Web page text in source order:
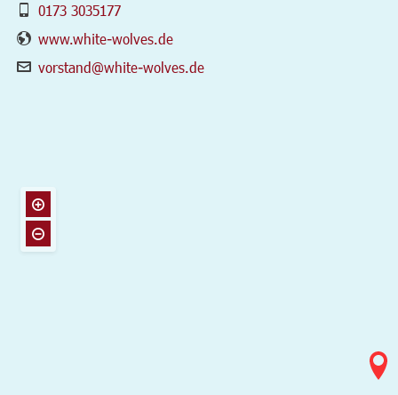
0173 3035177
www.white-wolves.de
vorstand@white-wolves.de